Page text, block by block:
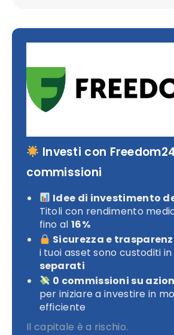
Investi con
commissioni
Idee di investimento
Titoli con rendimento
fino al 16%
Sicurezza e
i tuoi asset sono custoditi in
separati
0 commissioni su
per iniziare a investire in
efficiente
Il capitale è a rischio.